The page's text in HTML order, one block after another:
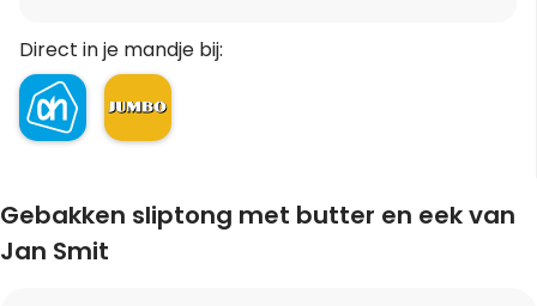
Direct in je mandje bij:
Gebakken sliptong met butter en eek van
Jan Smit